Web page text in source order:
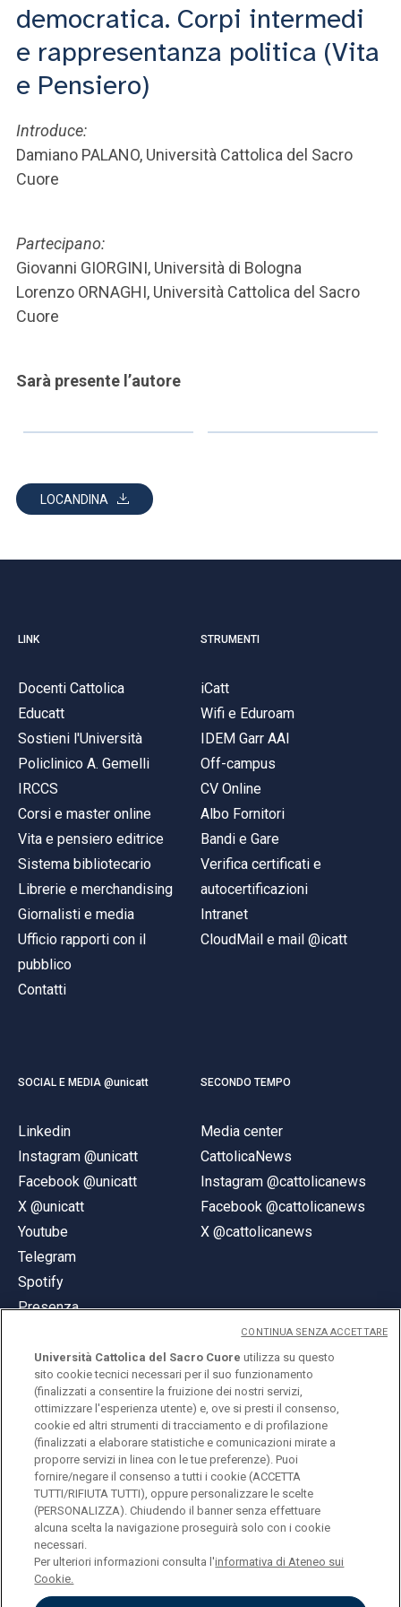
SEI UN DOCENTE O UN MEMBRO DELLO STAFF
ACCEDI A CLOUDMAIL
democratica. Corpi intermedi
e rappresentanza politica (Vita
e Pensiero)
Introduce:
Damiano PALANO, Università Cattolica del Sacro
Cuore
Partecipano:
Giovanni GIORGINI, Università di Bologna
Lorenzo ORNAGHI, Università Cattolica del Sacro
Cuore
Sarà presente l’autore
LOCANDINA
LINK
Docenti Cattolica
Educatt
Sostieni l'Università
Policlinico A. Gemelli
IRCCS
Corsi e master online
Vita e pensiero editrice
Sistema bibliotecario
Librerie e merchandising
Giornalisti e media
Ufficio rapporti con il
pubblico
Contatti
STRUMENTI
iCatt
Wifi e Eduroam
IDEM Garr AAI
Off-campus
CV Online
Albo Fornitori
Bandi e Gare
Verifica certificati e
autocertificazioni
Intranet
CloudMail e mail @icatt
SOCIAL E MEDIA @unicatt
Linkedin
Instagram @unicatt
Facebook @unicatt
X @unicatt
Youtube
Telegram
Spotify
Presenza
SECONDO TEMPO
Media center
CattolicaNews
Instagram @cattolicanews
Facebook @cattolicanews
X @cattolicanews
© Università Cattolica del Sacro Cuore
Largo A. Gemelli 1, 20123 Milano
PI 02133120150
ENGLISH
Università Cattolica del Sacro Cuore utilizza su questo
sito cookie tecnici necessari per il suo funzionamento
(finalizzati a consentire la fruizione dei nostri servizi,
ottimizzare l'esperienza utente) e, ove si presti il consenso,
cookie ed altri strumenti di tracciamento e di profilazione
(finalizzati a elaborare statistiche e comunicazioni mirate a
proporre servizi in linea con le tue preferenze). Puoi
fornire/negare il consenso a tutti i cookie (ACCETTA
TUTTI/RIFIUTA TUTTI), oppure personalizzare le scelte
(PERSONALIZZA). Chiudendo il banner senza effettuare
alcuna scelta la navigazione proseguirà solo con i cookie
necessari.
Per ulteriori informazioni consulta l'informativa di Ateneo sui
Cookie.
CONTINUA SENZA ACCETTARE